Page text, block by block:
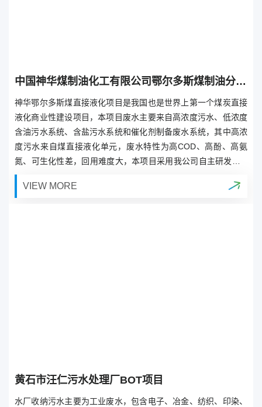
中国神华煤制油化工有限公司鄂尔多斯煤制油分公司煤液化污水深度处理技术研究实施方案精制反渗透及MBR+RO深度处理项目
神华鄂尔多斯煤直接液化项目是我国也是世界上第一个煤炭直接
液化商业性建设项目，本项目废水主要来自高浓度污水、低浓度
含油污水系统、含盐污水系统和催化剂制备废水系统，其中高浓
度污水来自煤直接液化单元，废水特性为高COD、高酚、高氨
氮、可生化性差，回用难度大，本项目采用我公司自主研发的M
EM-MBR技术，回用水水质可满足产品水精制要求。
VIEW MORE
黄石市汪仁污水处理厂BOT项目
水厂收纳污水主要为工业废水，包含电子、冶金、纺织、印染、